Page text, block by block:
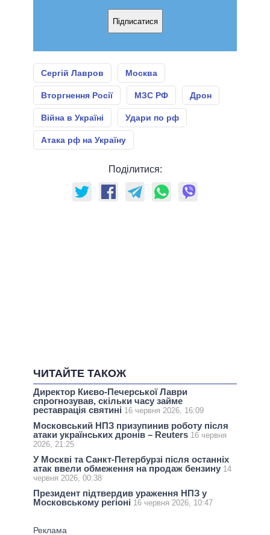
Підписатися
Сергій Лавров Москва
Вторгнення Росії МЗС РФ Дрон
Війна в Україні Удари по рф
Атака рф на Україну
Поділитися:
ЧИТАЙТЕ ТАКОЖ
Директор Києво-Печерської Лаври
спрогнозував, скільки часу займе
реставрація святині 16 червня 2026, 16:09
Московський НПЗ призупинив роботу після
атаки українських дронів – Reuters 16 червня
2026, 21:25
У Москві та Санкт-Петербурзі після останніх
атак ввели обмеження на продаж бензину 14
червня 2026, 00:38
Президент підтвердив ураження НПЗ у
Московському регіоні 16 червня 2026, 10:47